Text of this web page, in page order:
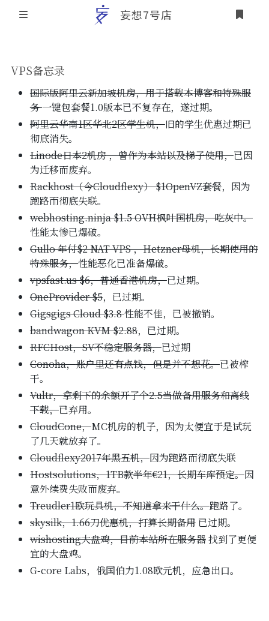
文章归档
友情链接
关于本站
个人介绍
本站历史概要
妄想7号店
VPS备忘录
国际版阿里云新加坡机房，用于搭载本博客和特殊服
务一键包套餐1.0版本已不复存在，遂过期。
阿里云华南1区华北2区学生机，旧的学生优惠过期已
彻底消失。
Linode日本2机房 ，曾作为本站以及梯子使用，已因
为迁移而废弃。
Rackhost（今Cloudflexy） $1OpenVZ套餐，因为
跑路而彻底失联。
webhosting.ninja $1.5 OVH枫叶国机房，吃灰中。
性能太惨已爆破。
Gullo 年付$2 NAT VPS ，Hetzner母机，长期使用的
特殊服务，性能恶化已准备爆破。
vpsfast.us $6，普通香港机房，已过期。
OneProvider $5，已过期。
Gigsgigs Cloud $3.8性能不佳，已被撤销。
bandwagon KVM $2.88，已过期。
RFCHost，SV不稳定服务器，已过期
Conoha，账户里还有点钱，但是并不想花。已被榨
干。
Vultr，拿剩下的余额开了个2.5当做备用服务和离线
下载，已弃用。
CloudCone，MC机房的机子，因为太便宜于是试玩
了几天就放弃了。
Cloudflexy2017年黑五机，因为跑路而彻底失联
Hostsolutions，1TB款半年€21，长期车库预定。因
意外续费失败而废弃。
Treudler1欧玩具机，不知道拿来干什么。跑路了。
skysilk，1.66刀优惠机，打算长期备用已过期。
wishosting大盘鸡，目前本站所在服务器找到了更便
宜的大盘鸡。
G-core Labs，俄国伯力1.08欧元机，应急出口。